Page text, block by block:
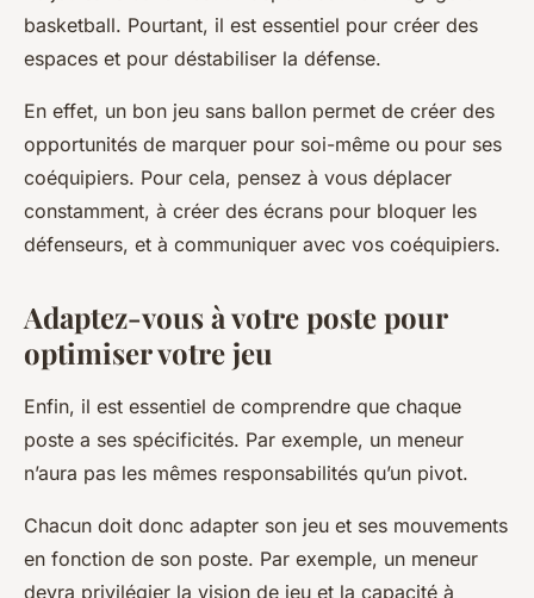
basketball. Pourtant, il est essentiel pour créer des
espaces et pour déstabiliser la défense.
En effet, un bon jeu sans ballon permet de créer des
opportunités de marquer pour soi-même ou pour ses
coéquipiers. Pour cela, pensez à vous déplacer
constamment, à créer des écrans pour bloquer les
défenseurs, et à communiquer avec vos coéquipiers.
Adaptez-vous à votre poste pour
optimiser votre jeu
Enfin, il est essentiel de comprendre que chaque
poste a ses spécificités. Par exemple, un meneur
n’aura pas les mêmes responsabilités qu’un pivot.
Chacun doit donc adapter son jeu et ses mouvements
en fonction de son poste. Par exemple, un meneur
devra privilégier la vision de jeu et la capacité à